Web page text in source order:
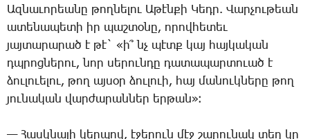
Ազ­նա­ւո­րեա­նը թող­նե­լու Ա­թէն­քի ­Կեդր. ­Վար­չու­թեան
ա­տե­նա­պե­տի իր պաշ­տօ­նը, ո­րով­հե­տեւ
յայ­տա­րա­րած է թէ` «ի՞ նչ ­պէտք կայ հայ­կա­կան
դպրոց­նե­րու, նոր սե­րուն­դը դա­տա­պար­տո­ւած է
ձու­լո­ւե­լու, թող այ­սօր ձու­լո­ւի, հայ մա­նուկ­նե­րը թող
յու­նա­կան վար­ժա­րան­ներ եր­թան»։
— ­Հասկ­նա­լի կեր­պով, է­ջե­րուն մէջ շա­րու­նակ տեղ կը